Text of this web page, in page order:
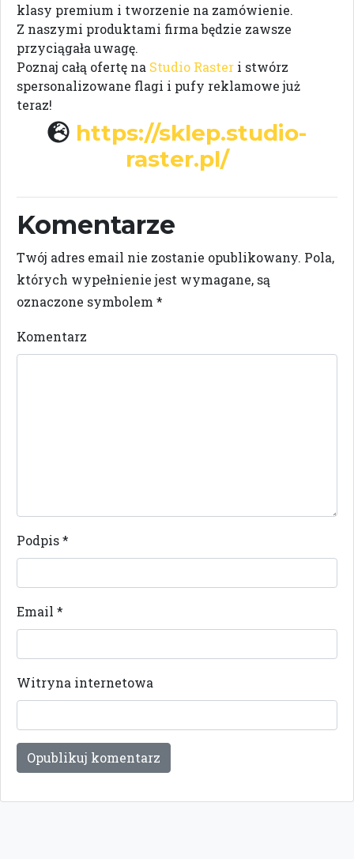
klasy premium i tworzenie na zamówienie.
Z naszymi produktami firma będzie zawsze
przyciągała uwagę.
Poznaj całą ofertę na Studio Raster i stwórz
spersonalizowane flagi i pufy reklamowe już
teraz!
https://sklep.studio-
raster.pl/
Komentarze
Twój adres email nie zostanie opublikowany. Pola,
których wypełnienie jest wymagane, są
oznaczone symbolem *
Komentarz
Podpis*
Email *
Witryna internetowa